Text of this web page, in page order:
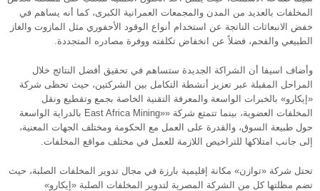
المخلفات بالعديد من المدن والمجمعات العمرانية الكبرى، كما أنه يساهم في
خفض الانبعاثات الناتجة عن استخدام أنواع الوقود الأحفوري مثل المازوت والغاز
الطبيعي والفحم، فضلاً عن انخفاض تكلفته ووفرة مصادره المتجددة.
وأضاف اسيفا أن الشراكة الجديدة ستساهم في تحقيق أفضل النتائج خلال
المراحل المقبلة عبر تعزيز أنشطة التكامل بين الشركتين، حيث تحظى شركة
«إيكارو» بالخبرات الواسعة والمعرفة التقنية الخاصة بجمع وتقطيع ونقل
المخلفات العضوية، بينما تتمتع شركة ««East Africa Mining بالدراية الواسعة
حول طبيعة السوق، والقدرة على العمل مع الحكومة ومختلف الجهات المعنية،
إلى جانب امتلاكها للتراخيص اللازمة للعمل في مختلف مواقع المخلفات.
تحتل شركة «توازن» مكانة إقليمية بارزة في مجال تدوير المخلفات الصلبة، حيث
تضم مظلتها كل من الشركة المصرية لتدوير المخلفات الصلبة «إيكارو»